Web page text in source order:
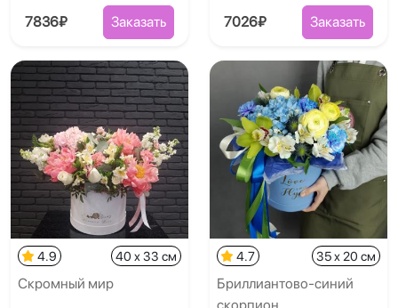
7836₽ Заказать 7026₽ Заказать
4.9 40 x 33 см
Скромный мир
4.7 35 x 20 см
Бриллиантово-синий